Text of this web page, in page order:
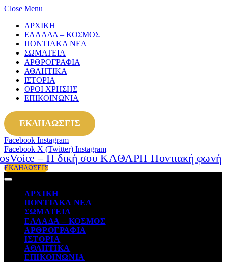
Close Menu
ΑΡΧΙΚΗ
ΕΛΛΑΔΑ – ΚΟΣΜΟΣ
ΠΟΝΤΙΑΚΑ ΝΕΑ
ΣΩΜΑΤΕΙΑ
ΑΡΘΡΟΓΡΑΦΙΑ
ΑΘΛΗΤΙΚΑ
ΙΣΤΟΡΙΑ
ΟΡΟΙ ΧΡΗΣΗΣ
ΕΠΙΚΟΙΝΩΝΙΑ
ΕΚΔΗΛΩΣΕΙΣ
Facebook Instagram
Facebook X (Twitter) Instagram
ΕΚΔΗΛΩΣΕΙΣ
ΑΡΧΙΚΗ
ΠΟΝΤΙΑΚΑ ΝΕΑ
ΣΩΜΑΤΕΙΑ
ΕΛΛΑΔΑ – ΚΟΣΜΟΣ
ΑΡΘΡΟΓΡΑΦΙΑ
ΙΣΤΟΡΙΑ
ΑΘΛΗΤΙΚΑ
ΕΠΙΚΟΙΝΩΝΙΑ